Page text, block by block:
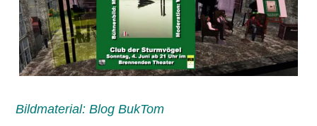
Bildmaterial: Blog BukTom